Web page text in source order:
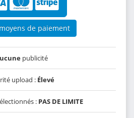
de paiement
publicité
upload : Élevé
: PAS DE LIMITE